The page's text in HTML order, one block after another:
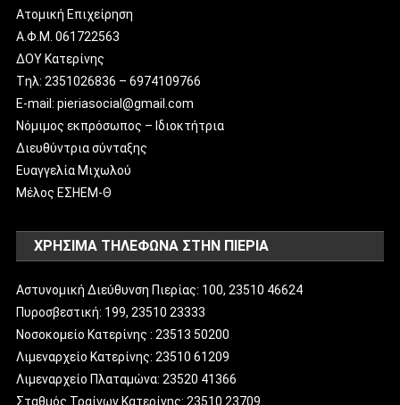
Ατομική Επιχείρηση
Α.Φ.Μ. 061722563
ΔΟΥ Κατερίνης
Tηλ: 2351026836 – 6974109766
E-mail: pieriasocial@gmail.com
Νόμιμος εκπρόσωπος – Ιδιοκτήτρια
Διευθύντρια σύνταξης
Ευαγγελία Μιχωλού
Μέλος ΕΣΗΕΜ-Θ
ΧΡΗΣΙΜΑ ΤΗΛΕΦΩΝΑ ΣΤΗΝ ΠΙΕΡΙΑ
Αστυνομική Διεύθυνση Πιερίας: 100, 23510 46624
Πυροσβεστική: 199, 23510 23333
Νοσοκομείο Κατερίνης : 23513 50200
Λιμεναρχείο Κατερίνης: 23510 61209
Λιμεναρχείο Πλαταμώνα: 23520 41366
Σταθμός Τραίνων Κατερίνης: 23510 23709